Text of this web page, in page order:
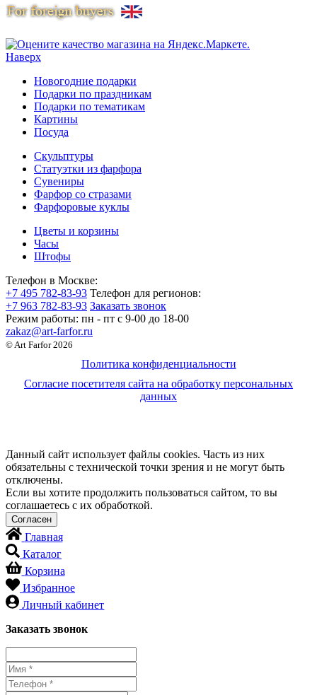
Наверх
Новогодние подарки
Подарки по праздникам
Подарки по тематикам
Картины
Посуда
Скульптуры
Статуэтки из фарфора
Сувениры
Фарфор со стразами
Фарфоровые куклы
Цветы и корзины
Часы
Штофы
Телефон в Москве:
+7 495 782-83-93 Телефон для регионов:
+7 963 782-83-93 Заказать звонок
Режим работы: пн - пт c 9-00 до 18-00
zakaz@art-farfor.ru
© Art Farfor 2026
Политика конфиденциальности
Согласие посетителя сайта на обработку персональных
данных
Данный сайт использует файлы cookies. Часть из них
обязательны с технической точки зрения и не могут быть
отключены.
Если вы хотите продолжить пользоваться сайтом, то вы
соглашаетесь с их обработкой.
Главная
Каталог
Корзина
Избранное
Личный кабинет
Заказать звонок